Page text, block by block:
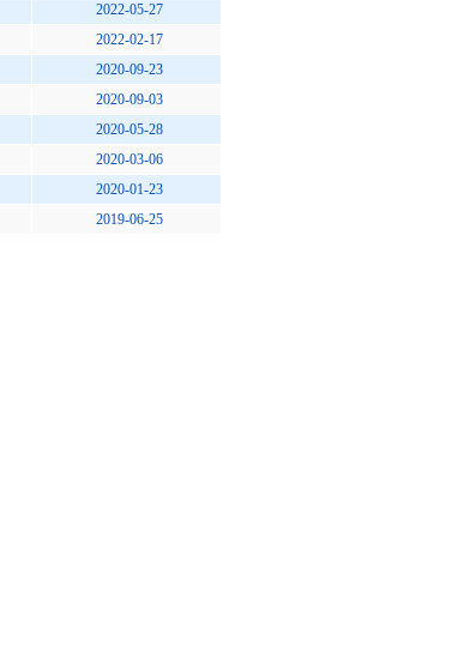
2022-05-27
2022-02-17
2020-09-23
2020-09-03
2020-05-28
2020-03-06
2020-01-23
2019-06-25